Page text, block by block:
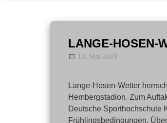
Zum
springenLANGE-HOSEN-
13. Mai 2019
Lange-Hosen-Wetter
Hembergstadion. Zum
Deutsche Sporthochschule
Frühlingsbedingungen.